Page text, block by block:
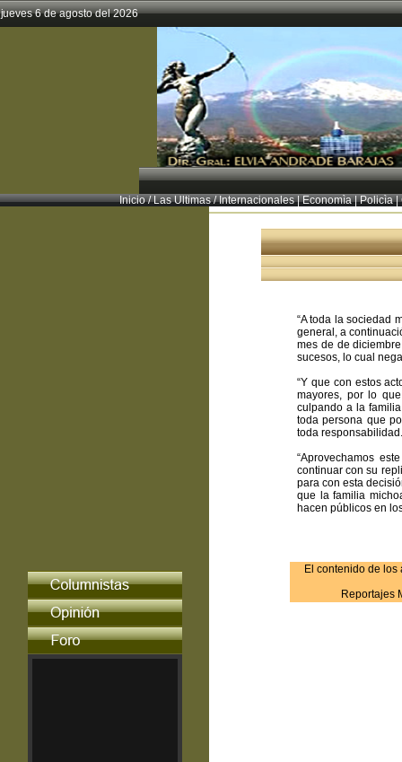
jueves 6 de agosto del 2026
Inicio/Las Ultimas/Internacionales|Economìa|Policìa|
“A toda la sociedad
general, a
mes de de
sucesos, lo cual
“Y que con estos
mayores, por lo
culpando a la
toda persona que
toda responsabilidad.
“Aprovechamos
continuar con su
para con esta
que la familia
hacen públicos en
El contenido de
Reportajes